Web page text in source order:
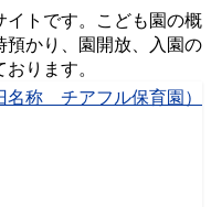
トです。こども園の概
かり、園開放、入園の
ります。